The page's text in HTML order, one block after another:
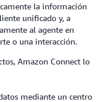
la información
unificado y, a
al agente en
o una interacción.
Amazon Connect lo
mediante un centro